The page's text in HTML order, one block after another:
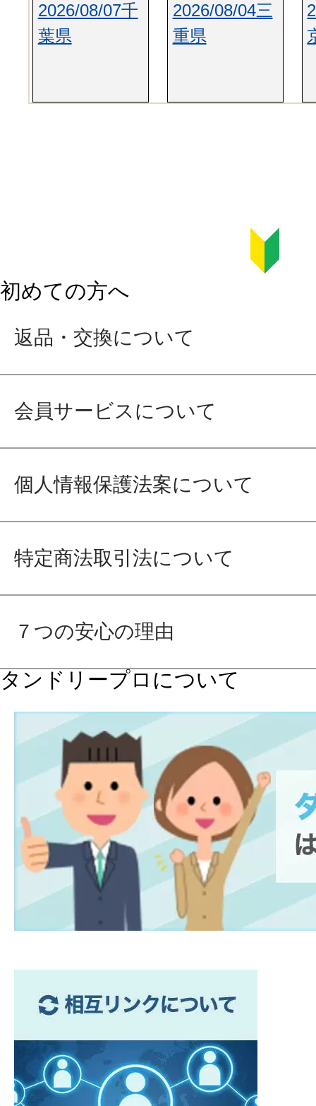
2026/08/07千
葉県
2026/08/04三
重県
初めての方へ
返品・交換について
会員サービスについて
個人情報保護法案について
特定商法取引法について
７つの安心の理由
タンドリープロについて